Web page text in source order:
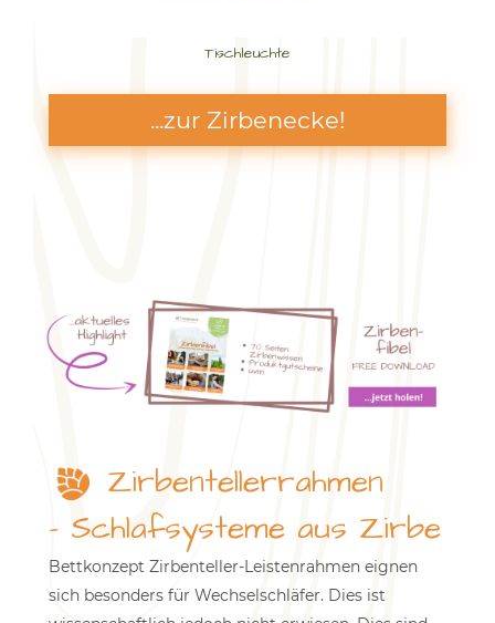
Tischleuchte
...zur Zirbenecke!
Zirbentellerrahmen
- Schlafsysteme aus Zirbe
Bettkonzept Zirbenteller-Leistenrahmen eignen
sich besonders für Wechselschläfer. Dies ist